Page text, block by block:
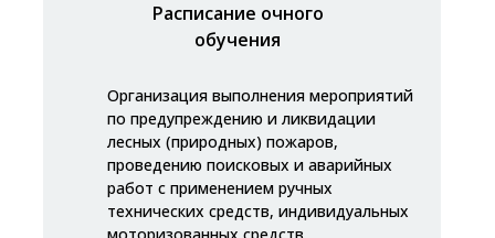
Организация выполнения мероприятий
по предупреждению и ликвидации
лесных (природных) пожаров,
проведению поисковых и аварийных
работ с применением ручных
технических средств, индивидуальных
Расписание очного
обучения